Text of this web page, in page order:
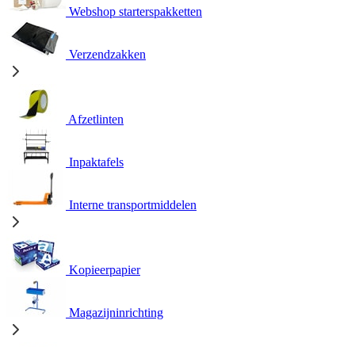
Webshop starterspakketten
Verzendzakken
Afzetlinten
Inpaktafels
Interne transportmiddelen
Kopieerpapier
Magazijninrichting